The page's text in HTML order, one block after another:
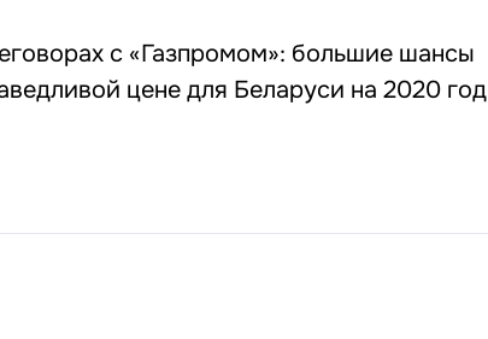
с «Газпромом»: большие шансы
цене для Беларуси на 2020 год